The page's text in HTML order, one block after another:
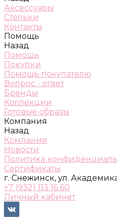
Аксессуары
Стельки
Контакты
Помощь
Назад
Помощь
Покупки
Помощь покупателю
Вопрос - ответ
Бренды
Коллекции
Готовые образы
Компания
Назад
Компания
Новости
Политика
Сертификаты
г. Снежинск, ул.
+7 (932) 113 16 60
Личный кабинет